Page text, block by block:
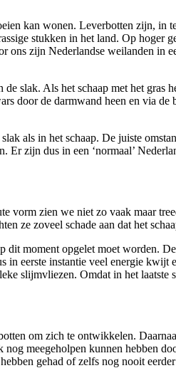
kan wonen. Leverbotten zijn,
stukken in het land. Op hoger
ons zijn Nederlandse weilanden
slak. Als het schaap met het
door de darmwand heen en via
als in het schaap. De juiste
zijn dus in een ‘normaal’
vorm zien we niet zo vaak maar
ze zoveel schade aan dat het
moment opgelet moet worden.
eerste instantie veel energie
slijmvliezen. Omdat in het
om zich te ontwikkelen.
meegeholpen kunnen hebben
gehad of zelfs nog nooit